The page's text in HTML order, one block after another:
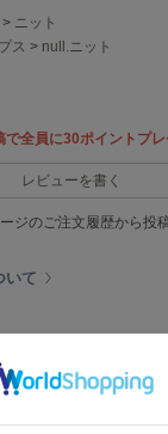
> ニット
ス > null.ニット
で全員に30ポイントプレ
レビューを書く
ジのご注文履歴から投
いて
ポストする LINEで送る